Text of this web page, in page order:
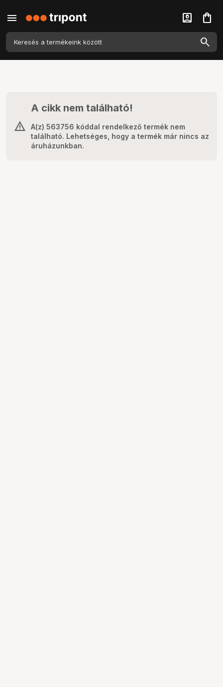
menu account_box shopping_bag
A cikk nem található!
A(z) 563756 kóddal rendelkező termék nem
található. Lehetséges, hogy a termék már nincs az
áruházunkban.